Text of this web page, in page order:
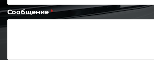
Сообщение